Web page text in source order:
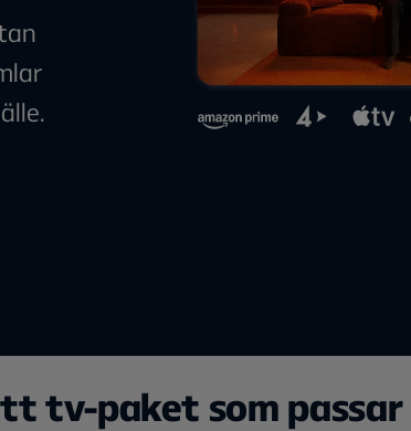
tv-paket som passar